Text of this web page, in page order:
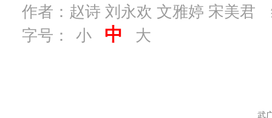
作者：赵诗 刘永欢 文雅婷 宋美君
字号：
小 中 大
武